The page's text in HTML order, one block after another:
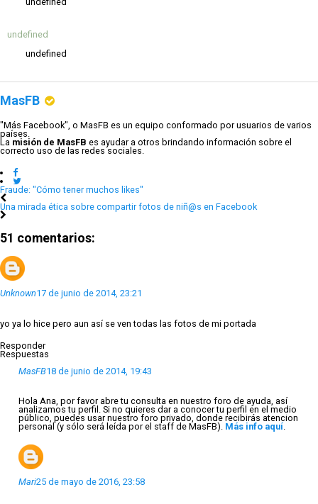
undefined
undefined
MasFB
"Más Facebook", o MasFB es un equipo conformado por usuarios de varios
países.
La misión de MasFB es ayudar a otros brindando información sobre el
correcto uso de las redes sociales.
Fraude: "Cómo tener muchos likes"
Una mirada ética sobre compartir fotos de niñ@s en Facebook
51 comentarios:
Unknown17 de junio de 2014, 23:21
yo ya lo hice pero aun así se ven todas las fotos de mi portada
Responder
Respuestas
MasFB18 de junio de 2014, 19:43
Hola Ana, por favor abre tu consulta en nuestro foro de ayuda, así
analizamos tu perfil. Si no quieres dar a conocer tu perfil en el medio
público, puedes usar nuestro foro privado, donde recibirás atencion
personal (y sólo será leída por el staff de MasFB). Más info aquí.
Mari25 de mayo de 2016, 23:58